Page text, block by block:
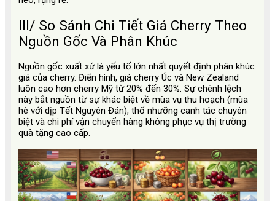
III/ So Sánh Chi Tiết Giá Cherry Theo
Nguồn Gốc Và Phân Khúc
Nguồn gốc xuất xứ là yếu tố lớn nhất quyết định phân khúc
giá của cherry. Điển hình, giá cherry Úc và New Zealand
luôn cao hơn cherry Mỹ từ 20% đến 30%. Sự chênh lệch
này bắt nguồn từ sự khác biệt về mùa vụ thu hoạch (mùa
hè với dịp Tết Nguyên Đán), thổ nhưỡng canh tác chuyên
biệt và chi phí vận chuyển hàng không phục vụ thị trường
quà tặng cao cấp.